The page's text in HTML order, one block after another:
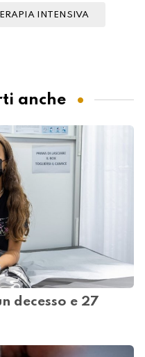
INTENSIVA
anche
decesso e 27